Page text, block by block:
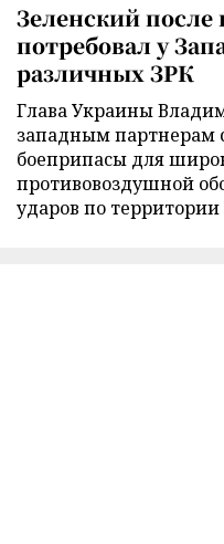
Зеленский после
потребовал у
различных ЗРК
Глава Украины
западным партнерам
боеприпасы для
противовоздушной
ударов по